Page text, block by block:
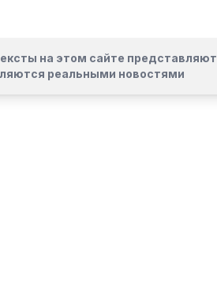
на этом сайте
реальными новостями